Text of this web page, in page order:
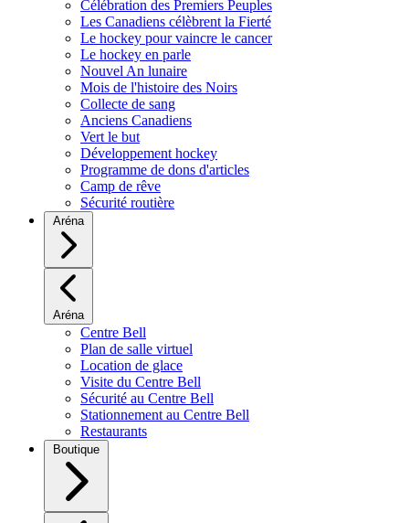
Célébration des Premiers Peuples
Les Canadiens célèbrent la Fierté
Le hockey pour vaincre le cancer
Le hockey en parle
Nouvel An lunaire
Mois de l'histoire des Noirs
Collecte de sang
Anciens Canadiens
Vert le but
Développement hockey
Programme de dons d'articles
Camp de rêve
Sécurité routière
Aréna
Aréna
Centre Bell
Plan de salle virtuel
Location de glace
Visite du Centre Bell
Sécurité au Centre Bell
Stationnement au Centre Bell
Restaurants
Boutique